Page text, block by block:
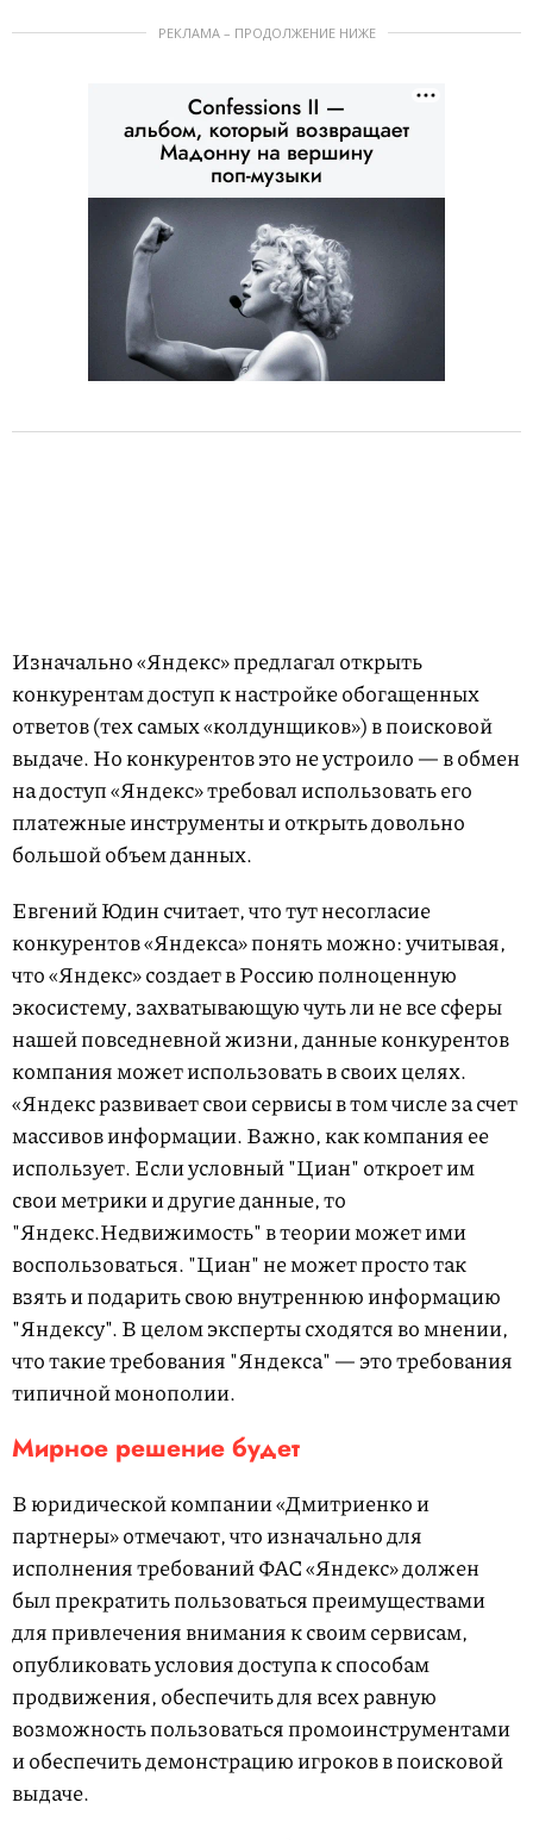
РЕКЛАМА – ПРОДОЛЖЕНИЕ НИЖЕ
Изначально «Яндекс» предлагал открыть
конкурентам доступ к настройке обогащенных
ответов (тех самых «колдунщиков») в поисковой
выдаче. Но конкурентов это не устроило — в обмен
на доступ «Яндекс» требовал использовать его
платежные инструменты и открыть довольно
большой объем данных.
Евгений Юдин считает, что тут несогласие
конкурентов «Яндекса» понять можно: учитывая,
что «Яндекс» создает в Россию полноценную
экосистему, захватывающую чуть ли не все сферы
нашей повседневной жизни, данные конкурентов
компания может использовать в своих целях.
«Яндекс развивает свои сервисы в том числе за счет
массивов информации. Важно, как компания ее
использует. Если условный "Циан" откроет им
свои метрики и другие данные, то
"Яндекс.Недвижимость" в теории может ими
воспользоваться. "Циан" не может просто так
взять и подарить свою внутреннюю информацию
"Яндексу". В целом эксперты сходятся во мнении,
что такие требования "Яндекса" — это требования
типичной монополии.
Мирное решение будет
В юридической компании «Дмитриенко и
партнеры» отмечают, что изначально для
исполнения требований ФАС «Яндекс» должен
был прекратить пользоваться преимуществами
для привлечения внимания к своим сервисам,
опубликовать условия доступа к способам
продвижения, обеспечить для всех равную
возможность пользоваться промоинструментами
и обеспечить демонстрацию игроков в поисковой
выдаче.